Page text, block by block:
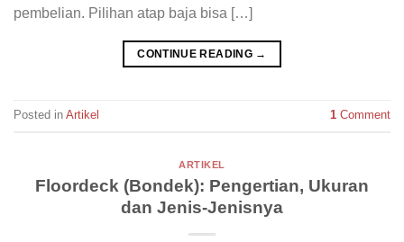
pembelian. Pilihan atap baja bisa […]
CONTINUE READING →
Posted in Artikel 1 Comment
ARTIKEL
Floordeck (Bondek): Pengertian, Ukuran
dan Jenis-Jenisnya